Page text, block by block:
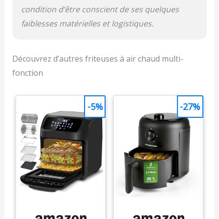
condition d’être conscient de ses quelques
faiblesses matérielles et logistiques.
Découvrez d’autres friteuses à air chaud multi-
fonction
-5% -27%